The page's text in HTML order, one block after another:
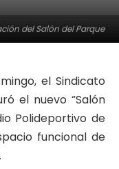
del Salón del Parque
el Sindicato
el nuevo “Salón
Polideportivo de
funcional de